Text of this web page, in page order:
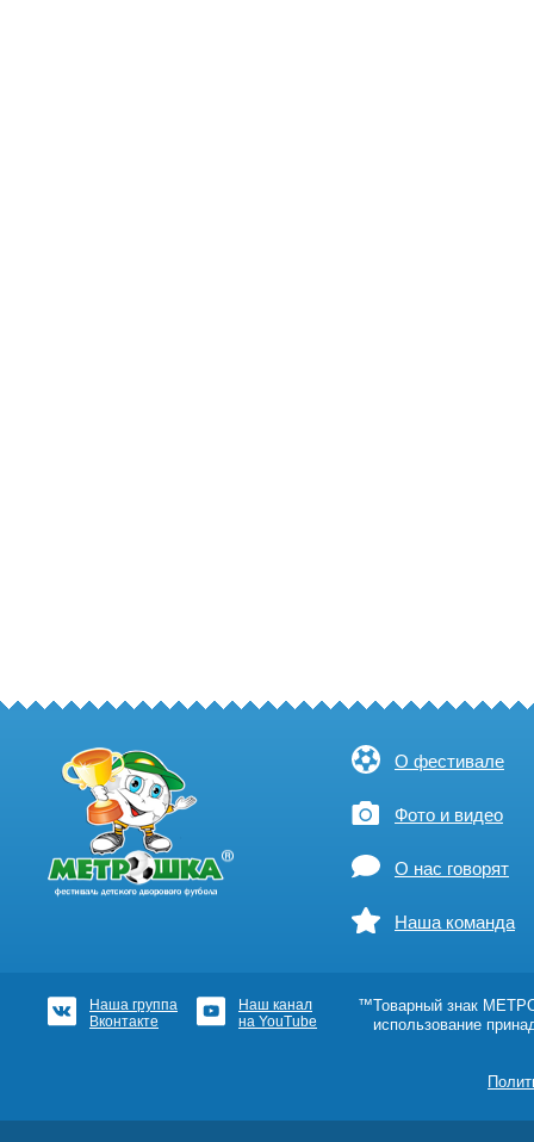
О фестивале
Фото и видео
О нас говорят
Наша команда
Наша группа
Вконтакте
Наш канал
на YouTube
™Товарный знак
использование